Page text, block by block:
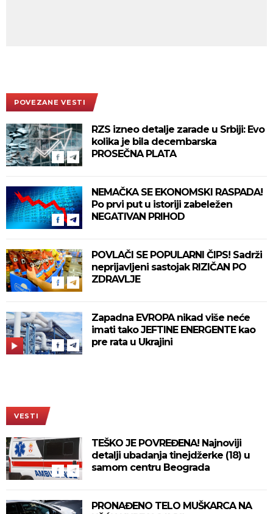
POVEZANE VESTI
RZS izneo detalje zarade u Srbiji: Evo
kolika je bila decembarska
PROSEČNA PLATA
NEMAČKA SE EKONOMSKI RASPADA!
Po prvi put u istoriji zabeležen
NEGATIVAN PRIHOD
POVLAČI SE POPULARNI ČIPS! Sadrži
neprijavljeni sastojak RIZIČAN PO
ZDRAVLJE
Zapadna EVROPA nikad više neće
imati tako JEFTINE ENERGENTE kao
pre rata u Ukrajini
VESTI
TEŠKO JE POVREĐENA! Najnoviji
detalji ubadanja tinejdžerke (18) u
samom centru Beograda
PRONAĐENO TELO MUŠKARCA NA